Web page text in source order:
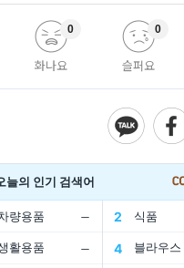
화나요
0
슬퍼요
0